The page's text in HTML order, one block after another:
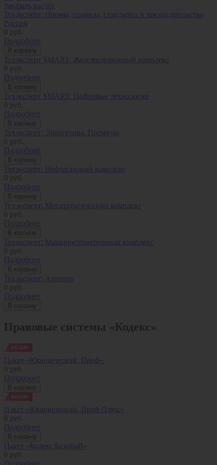
Заказать расчёт
Техэксперт: Нормы, правила, стандарты и законодательство
России
0 руб.
Подробнее
Техэксперт SMART: Железнодорожный комплекс
0 руб.
Подробнее
Техэксперт SMART: Цифровые технологии
0 руб.
Подробнее
Техэксперт: Энергетика. Премиум
0 руб.
Подробнее
Техэксперт: Нефтегазовый комплекс
0 руб.
Подробнее
Техэксперт: Металлургический комплекс
0 руб.
Подробнее
Техэксперт: Машиностроительный комплекс
0 руб.
Подробнее
Техэксперт: Авиатор
0 руб.
Подробнее
Правовые системы «Кодекс»
Пакет «Юридический. Проф»
0 руб.
Подробнее
Пакет «Юридический. Проф Плюс»
0 руб.
Подробнее
Пакет «Кодекс Базовый»
0 руб.
Подробнее